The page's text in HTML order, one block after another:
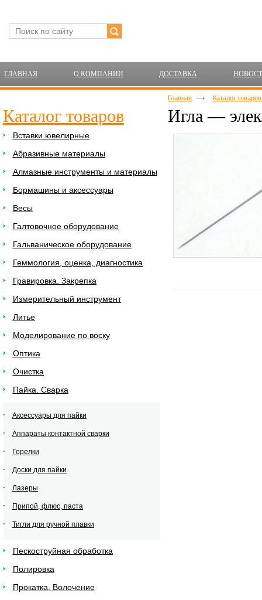
ГЛАВНАЯ О КОМПАНИИ ДОСТАВКА
Каталог товаров
Вставки ювелирные
Абразивные материалы
Алмазные инструменты и материалы
Бормашины и аксессуары
Весы
Галтовочное оборудование
Гальваническое оборудование
Геммология, оценка, диагностика
Гравировка. Закрепка
Измерительный инструмент
Литье
Моделирование по воску
Оптика
Очистка
Пайка. Сварка
Аксессуары для пайки
Аппараты контактной сварки
Горелки
Доски для пайки
Лазеры
Припой, флюс, паста
Тигли для ручной плавки
Пескоструйная обработка
Полировка
Прокатка. Волочение
Главная Каталог
Игла —